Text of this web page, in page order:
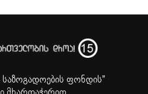
საზოგადოების ფონდის"